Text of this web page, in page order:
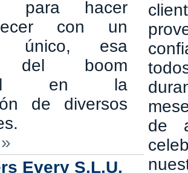
para hacer
con un
único, esa
del boom
en la
de diversos
Every S.L.U.
de